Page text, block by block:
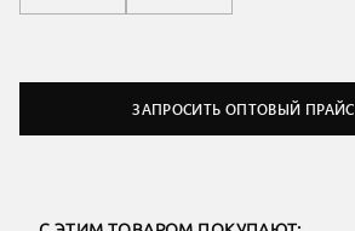
ЗАПРОСИТЬ ОПТОВЫЙ ПРАЙС